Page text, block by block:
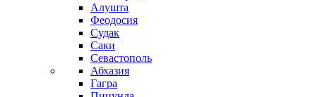
Алушта
Феодосия
Судак
Саки
Севастополь
Абхазия
Гагра